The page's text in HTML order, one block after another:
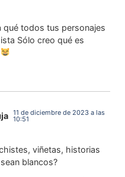
qué todos tus personajes
Sólo creo qué es
11 de diciembre de 2023 a las
10:51
viñetas, historias
blancos?